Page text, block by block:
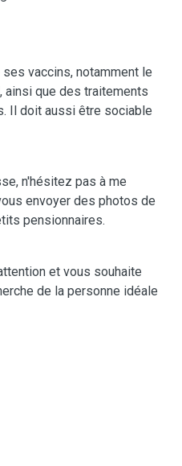
vaccins, notamment le
ainsi que des traitements
Il doit aussi être sociable
n'hésitez pas à me
envoyer des photos de
pensionnaires.
et vous souhaite
de la personne idéale